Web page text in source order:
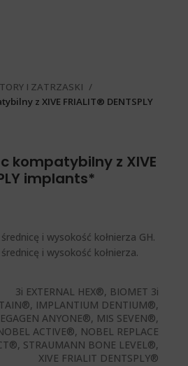
I ZATRZASKI
z XIVE FRIALIT® DENTSPLY
kompatybilny z XIVE
implants*
i wysokość kołnierza GH.
i wysokość kołnierza.
3i EXTERNAL HEX®, BIOMET 3i
IMPLANTIUM DENTIUM®,
ANYONE®, MIS SEVEN®,
ACTIVE®, NOBEL REPLACE
STRAUMANN BONE LEVEL®,
XIVE FRIALIT DENTSPLY®